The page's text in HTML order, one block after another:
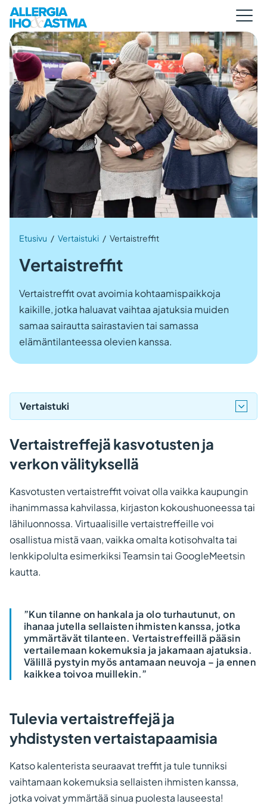
Etusivu / Vertaistuki / Vertaistreffit
Vertaistreffit
Vertaistreffit ovat avoimia kohtaamispaikkoja
kaikille, jotka haluavat vaihtaa ajatuksia muiden
samaa sairautta sairastavien tai samassa
elämäntilanteessa olevien kanssa.
Vertaistuki
Vertaistreffejä kasvotusten ja
verkon välityksellä
Kasvotusten vertaistreffit voivat olla vaikka kaupungin
ihanimmassa kahvilassa, kirjaston kokoushuoneessa tai
lähiluonnossa. Virtuaalisille vertaistreffeille voi
osallistua mistä vaan, vaikka omalta kotisohvalta tai
lenkkipolulta esimerkiksi Teamsin tai GoogleMeetsin
kautta.
”Kun tilanne on hankala ja olo turhautunut, on
ihanaa jutella sellaisten ihmisten kanssa, jotka
ymmärtävät tilanteen. Vertaistreffeillä pääsin
vertailemaan kokemuksia ja jakamaan ajatuksia.
Välillä pystyin myös antamaan neuvoja – ja ennen
kaikkea toivoa muillekin.”
Tulevia vertaistreffejä ja
yhdistysten vertaistapaamisia
Katso kalenterista seuraavat treffit ja tule tunniksi
vaihtamaan kokemuksia sellaisten ihmisten kanssa,
jotka voivat ymmärtää sinua puolesta lauseesta!